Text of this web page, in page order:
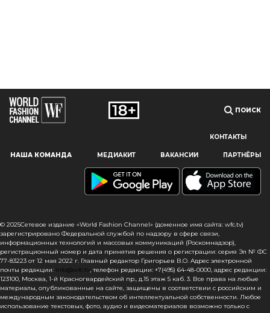
Наш сайт использует файлы cookie и похожие технологии,
пользователям, предоставляя персонализированную
информацию, запоминая предпочтения в области
сайта, вы подтверждаете свое согласие на использование
файлов cookie в соответствии с настоящим уведомлением
в отношении данного типа файлов. Если вы не согласны
с тем, чтобы мы использовали данный тип файлов,
то вы должны соответствующим образом установить
настройки вашего браузера или не использовать сайт wfc.tv
ПОИСК
КОНТАКТЫ
НАША КОМАНДА МЕДИАКИТ ВАКАНСИИ ПАРТНЁРЫ
© 2025Сетевое издание «World Fashion Channel» (доменное имя сайта: wfc.tv)
зарегистрировано Федеральной службой по надзору в сфере связи,
информационных технологий и массовых коммуникаций (Роскомнадзор),
регистрационный номер и дата принятия решения о регистрации: серия Эл № ФС
77-83223 от 12 мая 2022 г. Главный редактор Григорьев В.О. Адрес электронной
почты редакции: info@wfc.tv, телефон редакции: +7(495) 64-48-0000, адрес редакции:
123100, Москва, 1-й Красногвардейский пр., д.15 этаж 5 каб. 3. Все права на любые
материалы, опубликованные на сайте, защищены в соответствии с российским и
международным законодательством об интеллектуальной собственности. Любое
использование текстовых, фото, аудио и видеоматериалов возможно только с